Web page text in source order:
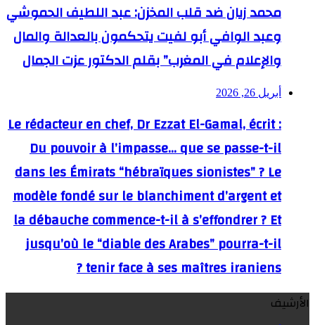
محمد زيان ضد قلب المخزن: عبد اللطيف الحموشي
وعبد الوافي أبو لفيت يتحكمون بالعدالة والمال
والإعلام في المغرب” بقلم الدكتور عزت الجمال
أبريل 26, 2026
Le rédacteur en chef, Dr Ezzat El-Gamal, écrit :
Du pouvoir à l’impasse… que se passe-t-il
dans les Émirats “hébraïques sionistes” ? Le
modèle fondé sur le blanchiment d’argent et
la débauche commence-t-il à s’effondrer ? Et
jusqu’où le “diable des Arabes” pourra-t-il
tenir face à ses maîtres iraniens ?
الأرشيف